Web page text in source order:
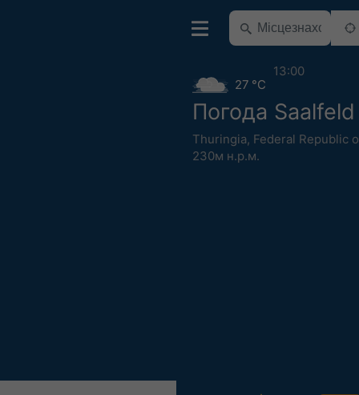
Погода Saalfeld
Thuringia, Federal Republic
230м н.р.м.
27 °C
13:00